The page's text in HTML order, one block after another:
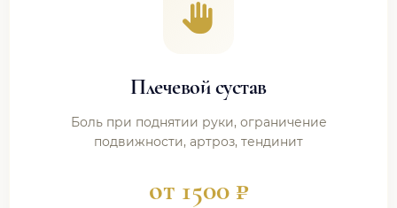
Плечевой сустав
Боль при поднятии руки, ограничение
подвижности, артроз, тендинит
от 1500 ₽